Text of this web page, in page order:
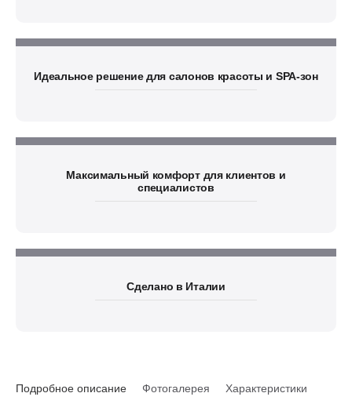
Идеальное решение для салонов красоты и SPA-зон
Максимальный комфорт для клиентов и
специалистов
Сделано в Италии
Подробное описание Фотогалерея Характеристики